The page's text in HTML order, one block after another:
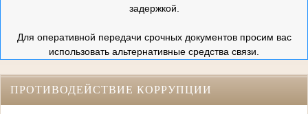
задержкой.
Для оперативной передачи срочных документов просим вас
использовать альтернативные средства связи.
ПРОТИВОДЕЙСТВИЕ КОРРУПЦИИ